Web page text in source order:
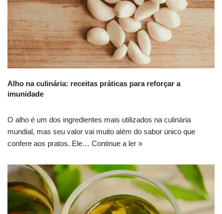
Alho na culinária: receitas práticas para reforçar a
imunidade
O alho é um dos ingredientes mais utilizados na culinária
mundial, mas seu valor vai muito além do sabor único que
confere aos pratos. Ele… Continue a ler »